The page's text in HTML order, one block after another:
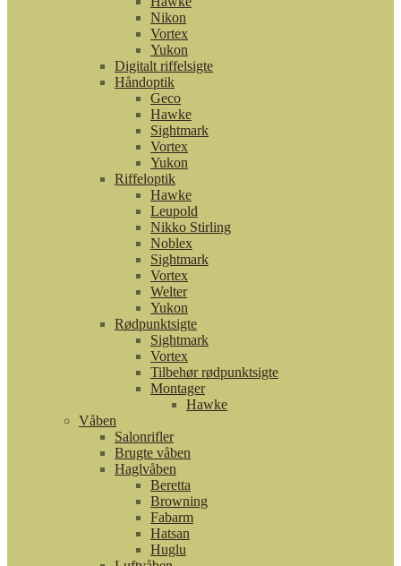
Nikon
Vortex
Yukon
Digitalt riffelsigte
Håndoptik
Geco
Hawke
Sightmark
Vortex
Yukon
Riffeloptik
Hawke
Leupold
Nikko Stirling
Noblex
Sightmark
Vortex
Welter
Yukon
Rødpunktsigte
Sightmark
Vortex
Tilbehør rødpunktsigte
Montager
Hawke
Våben
Salonrifler
Brugte våben
Haglvåben
Beretta
Browning
Fabarm
Hatsan
Huglu